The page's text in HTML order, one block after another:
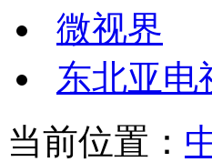
微视界
东北亚电
当前位置：